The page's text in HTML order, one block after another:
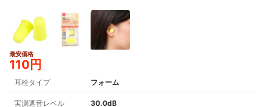
最安価格
110円
耳栓タイプ フォーム
実測遮音レベル 30.0dB